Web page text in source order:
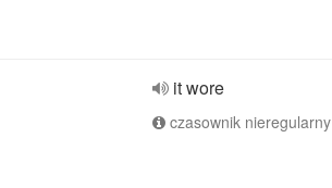
it wore
czasownik nieregularny